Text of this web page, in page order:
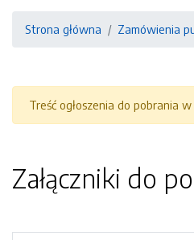
Strona główna Zamówienia
Treść ogłoszenia do pobrania w
Załączniki do